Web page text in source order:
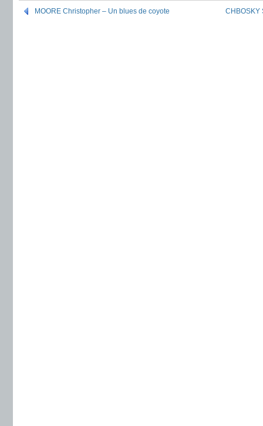
MOORE Christopher – Un blues de coyote CHBOSKY